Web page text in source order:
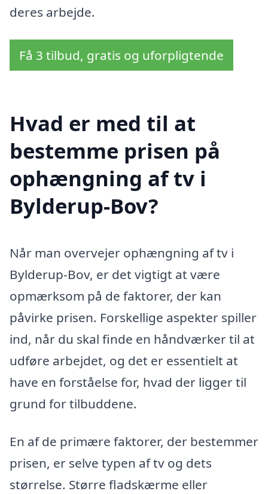
deres arbejde.
Få 3 tilbud, gratis og uforpligtende
Hvad er med til at
bestemme prisen på
ophængning af tv i
Bylderup-Bov?
Når man overvejer ophængning af tv i
Bylderup-Bov, er det vigtigt at være
opmærksom på de faktorer, der kan
påvirke prisen. Forskellige aspekter spiller
ind, når du skal finde en håndværker til at
udføre arbejdet, og det er essentielt at
have en forståelse for, hvad der ligger til
grund for tilbuddene.
En af de primære faktorer, der bestemmer
prisen, er selve typen af tv og dets
størrelse. Større fladskærme eller